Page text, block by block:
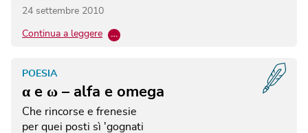
24 settembre 2010
Continua a leggere …
α e ω – alfa e omega
POESIA
Che rincorse e frenesie
per quei posti sì 'gognati